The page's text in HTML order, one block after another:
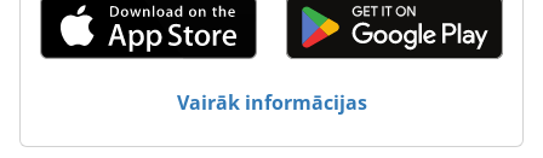
Vairāk informācijas